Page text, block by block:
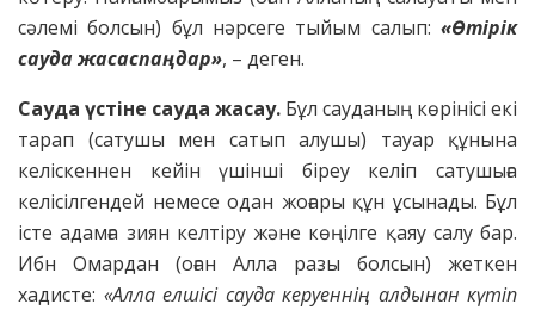
сәлемі болсын) бұл нәрсеге тыйым салып: «Өтірік
саудажасаспаңдар», – деген.
Сауда үстіне сауда жасау. Бұл сауданың көрінісі екі
тарап (сатушы мен сатып алушы) тауар құнына
келіскеннен кейін үшінші біреу келіп сатушыға
келісілгендей немесе одан жоғары құн ұсынады. Бұл
істе адамға зиян келтіру және көңілге қаяу салу бар.
Ибн Омардан (оған Алла разы болсын) жеткен
хадисте: «Алла елшісі сауда керуеннің алдынан күтіп